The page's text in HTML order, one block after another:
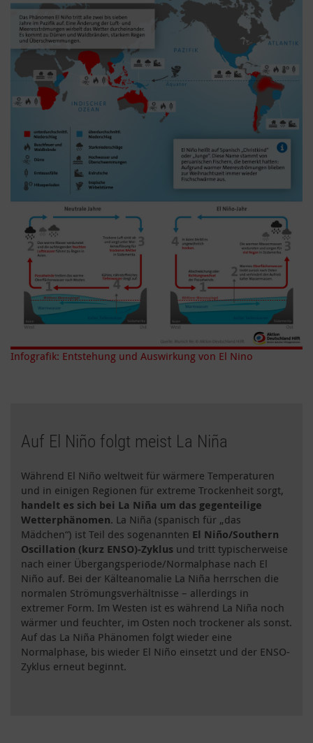
Infografik: Entstehung und Auswirkung von El Nino
Auf El Niño folgt meist La Niña
Während El Niño weltweit für wärmere Temperaturen
und in einigen Regionen für extreme Trockenheit sorgt,
handelt es sich bei La Niña um das gegenteilige
Wetterphänomen. La Niña (spanisch für „das
Mädchen“) ist Teil des sogenannten El Niño/Southern
Oscillation (kurz ENSO)-Zyklus und tritt typischerweise
nach einer Übergangsperiode/Normalphase nach El
Niño auf. Bei der Kälteanomalie La Niña herrschen die
normalen Strömungsverhältnisse – allerdings in
extremer Form. Im Westen ist es während La Niña noch
wärmer und feuchter, im Osten noch trockener als sonst.
Auf das La Niña Phänomen folgt wieder eine
Normalphase, bis wieder El Niño einsetzt und der ENSO-
Zyklus erneut beginnt.